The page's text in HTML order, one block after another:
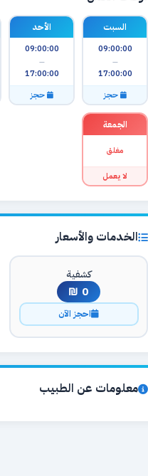
السبت
09:00:00
—
17:00:00
حجز
الأحد
09:00:00
—
17:00:00
حجز
الجمعة
مغلق
لا يعمل
الخدمات والأسعار
كشفية
0 ₪
احجز الآن
معلومات عن الطبيب